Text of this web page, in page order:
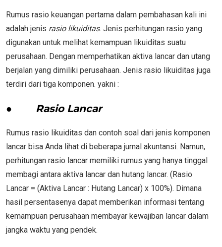
Rumus rasio keuangan pertama dalam pembahasan kali ini
adalah jenis rasio likuiditas. Jenis perhitungan rasio yang
digunakan untuk melihat kemampuan likuiditas suatu
perusahaan. Dengan memperhatikan aktiva lancar dan utang
berjalan yang dimiliki perusahaan. Jenis rasio likuiditas juga
terdiri dari tiga komponen. yakni :
● Rasio Lancar
Rumus rasio likuiditas dan contoh soal dari jenis komponen
lancar bisa Anda lihat di beberapa jurnal akuntansi. Namun,
perhitungan rasio lancar memiliki rumus yang hanya tinggal
membagi antara aktiva lancar dan hutang lancar. (Rasio
Lancar = (Aktiva Lancar : Hutang Lancar) x 100%). Dimana
hasil persentasenya dapat memberikan informasi tentang
kemampuan perusahaan membayar kewajiban lancar dalam
jangka waktu yang pendek.